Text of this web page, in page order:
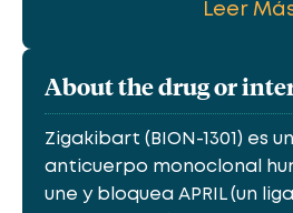
Leer
About the drug or
Zigakibart (BION-1301) es
anticuerpo monoclonal
une y bloquea APRIL (un